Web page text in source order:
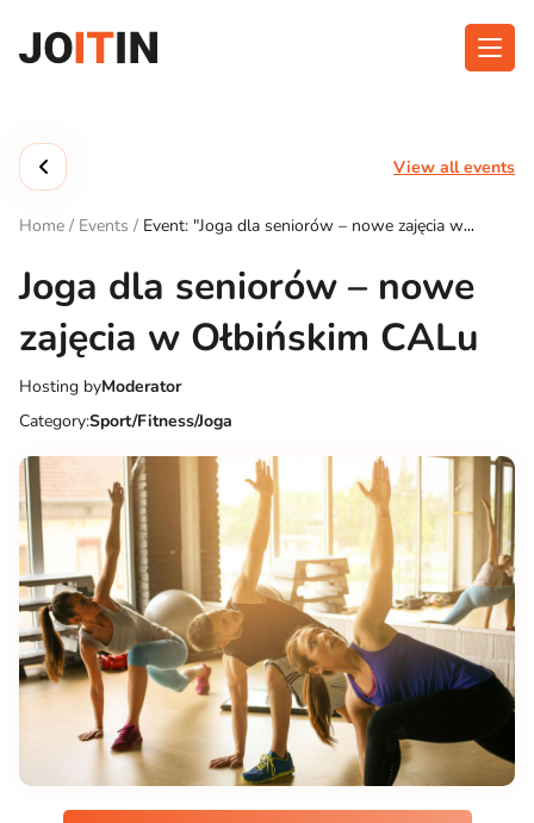
content
Get the App:
View all events
Home / Events / Event: "Joga dla seniorów – nowe zajęcia w
Joga dla seniorów – nowe
zajęcia w Ołbińskim CALu
Hosting byModerator
Category:Sport/Fitness/Joga